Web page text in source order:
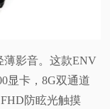
薄影音。这款ENV
显卡，8G双通道
FHD防眩光触摸